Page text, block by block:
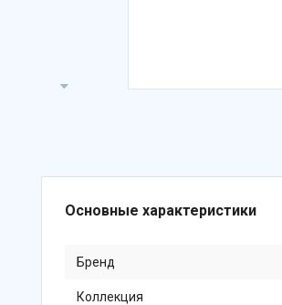
Основные характеристики
Бренд
Коллекция